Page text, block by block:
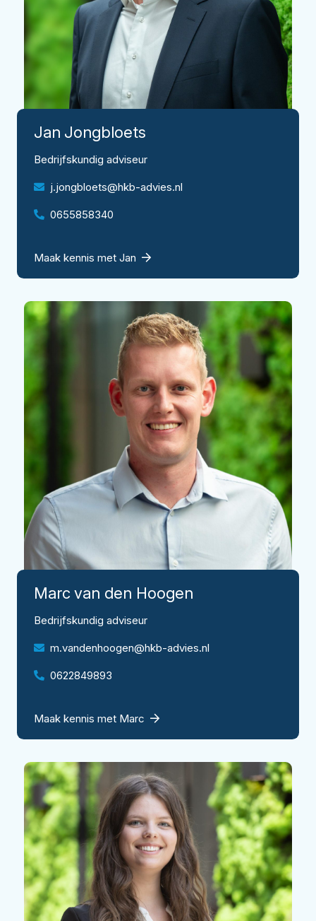
Jan Jongbloets
Bedrijfskundig adviseur
j.jongbloets@hkb-advies.nl
0655858340
Maak kennis met Jan
Marc van den Hoogen
Bedrijfskundig adviseur
m.vandenhoogen@hkb-advies.nl
0622849893
Maak kennis met Marc